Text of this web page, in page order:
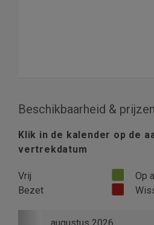
Beschikbaarheid & prijzen
Klik in de kalender op de
vertrekdatum
Vrij
Op
Bezet
Previous